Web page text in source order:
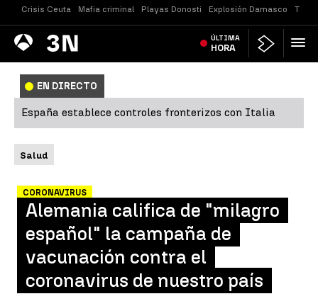
Crisis Ceuta Mafia criminal Playas Donosti Explosión Damasco
Antena
3 Noticias ÚLTIMA
HORA
EN DIRECTO
España establece controles fronterizos con Italia
Salud
CORONAVIRUS
Alemania califica de "milagro
español" la campaña de
vacunación contra el
coronavirus de nuestro país